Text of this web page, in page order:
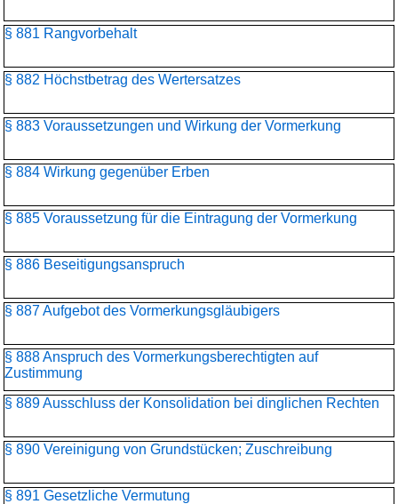
§ 881 Rangvorbehalt
§ 882 Höchstbetrag des Wertersatzes
§ 883 Voraussetzungen und Wirkung der Vormerkung
§ 884 Wirkung gegenüber Erben
§ 885 Voraussetzung für die Eintragung der Vormerkung
§ 886 Beseitigungsanspruch
§ 887 Aufgebot des Vormerkungsgläubigers
§ 888 Anspruch des Vormerkungsberechtigten auf
Zustimmung
§ 889 Ausschluss der Konsolidation bei dinglichen Rechten
§ 890 Vereinigung von Grundstücken; Zuschreibung
§ 891 Gesetzliche Vermutung